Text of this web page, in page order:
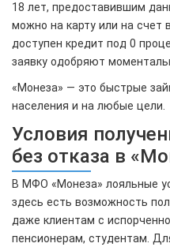
18 лет, предоставившим
можно на карту или на счет
доступен кредит под 0
заявку одобряют
«Монеза» — это быстрые
населения и на любые цели.
Условия
без отказа в
В МФО «Монеза» лояльные
здесь есть возможность
даже клиентам с
пенсионерам, студентам.